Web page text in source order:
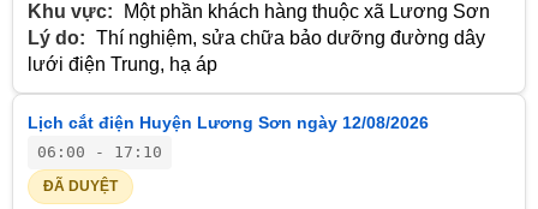
Khu vực:
Một phần khách hàng thuộc xã Lương Sơn
Lý do: Thí nghiệm, sửa chữa bảo dưỡng đường dây
lưới điện Trung, hạ áp
Lịch cắt điện Huyện Lương Sơn ngày 12/08/2026
06:00 - 17:10
ĐÃ DUYỆT